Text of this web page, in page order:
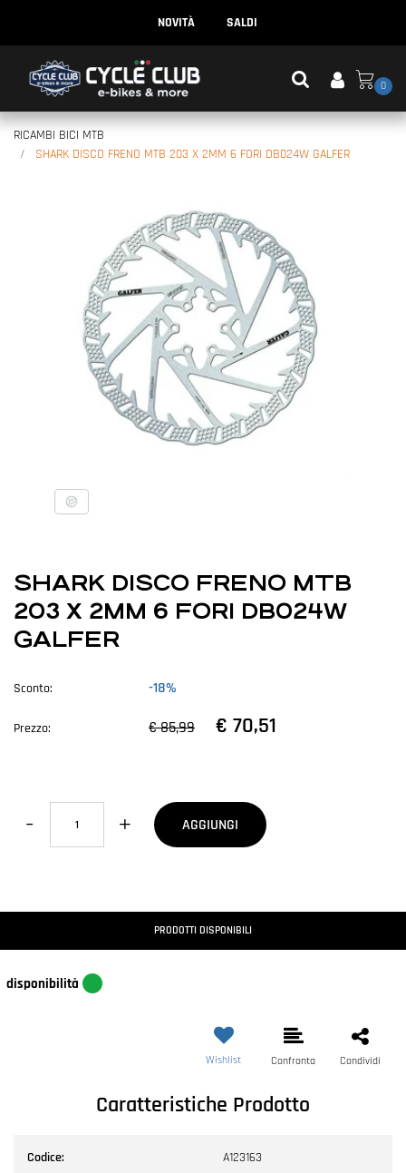
NOVITÀ SALDI
0
RICAMBI BICI MTB
SHARK DISCO FRENO MTB 203 X 2MM 6 FORI DB024W GALFER
SHARK DISCO FRENO MTB
203 X 2MM 6 FORI DB024W
GALFER
Sconto: -18%
Prezzo: € 85,99 € 70,51
Quantità
AGGIUNGI
PRODOTTI DISPONIBILI
disponibilità
Wishlist Confronta Condividi
Caratteristiche Prodotto
Codice: A123163